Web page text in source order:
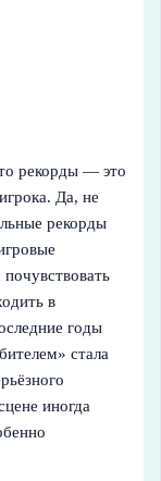
рекорды — это
Да, не
рекорды
в
годы
стала
иногда